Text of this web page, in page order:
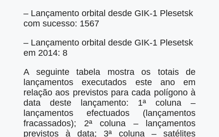
– Lançamento orbital desde GIK-1 Plesetsk
com sucesso: 1567
– Lançamento orbital desde GIK-1 Plesetsk
em 2014: 8
A seguinte tabela mostra os totais de
lançamentos executados este ano em
relação aos previstos para cada polígono à
data deste lançamento: 1ª coluna –
lançamentos efectuados (lançamentos
fracassados); 2ª coluna – lançamentos
previstos à data; 3ª coluna – satélites